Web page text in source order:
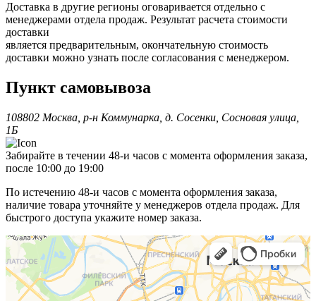
Доставка в другие регионы оговаривается отдельно с
менеджерами отдела продаж. Результат расчета стоимости
доставки
является предварительным, окончательную стоимость
доставки можно узнать после согласования с менеджером.
Пункт самовывоза
108802 Москва, р-н Коммунарка, д. Сосенки, Сосновая улица,
1Б
Забирайте в течении 48-и часов с момента оформления заказа,
после 10:00 до 19:00
По истечению 48-и часов с момента оформления заказа,
наличие товара уточняйте у менеджеров отдела продаж. Для
быстрого доступа укажите номер заказа.